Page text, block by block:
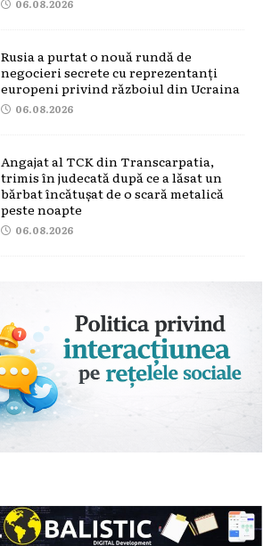
06.08.2026
Rusia a purtat o nouă rundă de
negocieri secrete cu reprezentanți
europeni privind războiul din Ucraina
06.08.2026
Angajat al TCK din Transcarpatia,
trimis în judecată după ce a lăsat un
bărbat încătușat de o scară metalică
peste noapte
06.08.2026